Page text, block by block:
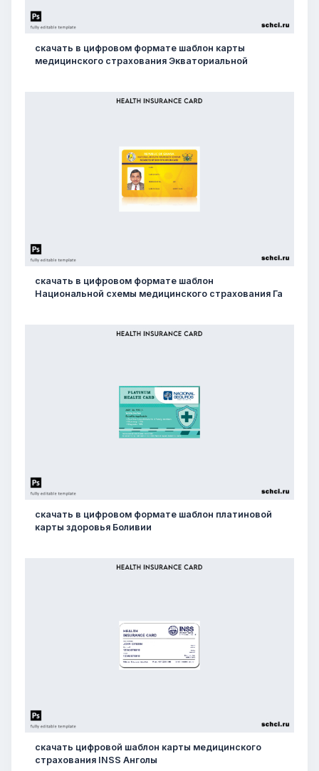
скачать в цифровом формате шаблон карты
медицинского страхования Экваториальной
скачать в цифровом формате шаблон
Национальной схемы медицинского страхования Га
скачать в цифровом формате шаблон платиновой
карты здоровья Боливии
скачать цифровой шаблон карты медицинского
страхования INSS Анголы